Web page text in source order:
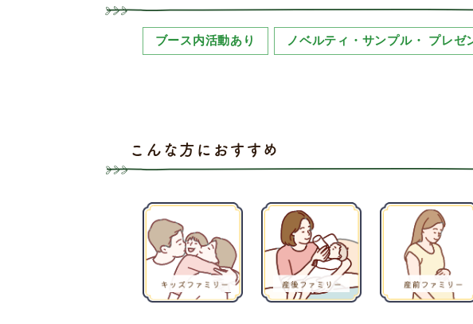
ブース内活動あり ノベルティ・サンプル・ プレゼ
こんな方におすすめ